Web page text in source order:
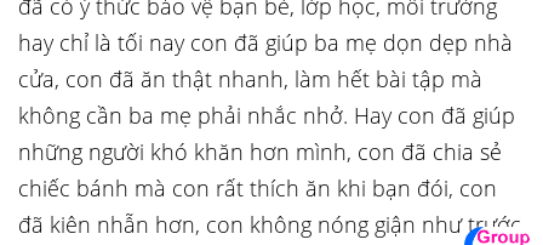
đã có ý thức bảo vệ bạn bè, lớp học, môi trường
hay chỉ là tối nay con đã giúp ba mẹ dọn dẹp nhà
cửa, con đã ăn thật nhanh, làm hết bài tập mà
không cần ba mẹ phải nhắc nhở. Hay con đã giúp
những người khó khăn hơn mình, con đã chia sẻ
chiếc bánh mà con rất thích ăn khi bạn đói, con
đã kiên nhẫn hơn, con không nóng giận như trước